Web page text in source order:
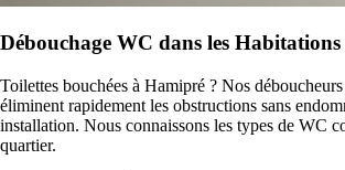
Débouchage WC dans les
Toilettes bouchées à Hamipré ? Nos
éliminent rapidement les obstructions sans
installation. Nous connaissons les types de WC
quartier.